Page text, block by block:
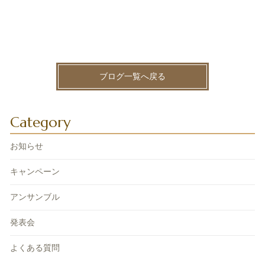
ブログ一覧へ戻る
Category
お知らせ
キャンペーン
アンサンブル
発表会
よくある質問